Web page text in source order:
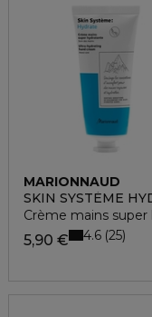
MARIONNAUD
SKIN SYSTÈME
Crème mains
5,90 € 4.6 25